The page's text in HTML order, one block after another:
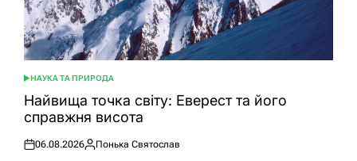
ОПУБЛІКУВАТИ
У
НАУКА ТА ПРИРОДА
Найвища точка світу: Еверест та його
справжня висота
Оприлюднено
06.08.2026
Опубліковано
Понька Святослав